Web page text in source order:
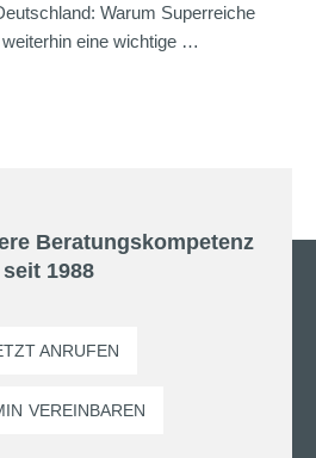
Warum Superreiche
eine wichtige …
Beratungskompetenz
seit 1988
ANRUFEN
VEREINBAREN